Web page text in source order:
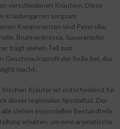
verschiedenen Kräutern. Diese
Kräutergarten sorgsam
Komponenten sind Petersilie,
Brunnenkresse, Sauerampfer
trägt seinen Teil zum
Geschmacksprofil der Soße bei, das
macht.
frischen Kräuter ist entscheidend für
dieser regionalen Spezialität. Der
sieben essenziellen Bestandteile
erhalten, um eine aromatische